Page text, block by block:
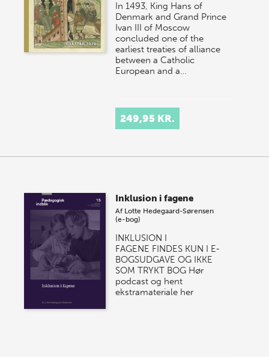
In 1493, King Hans of
Denmark and Grand Prince
Ivan III of Moscow
concluded one of the
earliest treaties of alliance
between a Catholic
European and a…
249,95 KR.
Inklusion i fagene
Af Lotte Hedegaard-Sørensen
(e-bog)
INKLUSION I
FAGENE FINDES KUN I E-
BOGSUDGAVE OG IKKE
SOM TRYKT BOG Hør
podcast og hent
ekstramateriale her